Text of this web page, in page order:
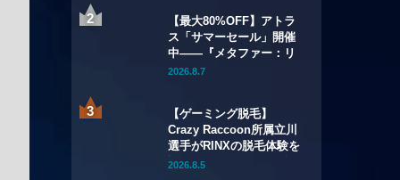
【最大80%OFF】アトラ
ス「サマーセール」開催
中——『メタファー：リ
ファンタジオ』デジタル
2026.8.7
【ゲーミング脱毛】
Crazy Raccoon所属立川
選手がRINXの脱毛体験を
語る——インタビュー記
2026.8.5